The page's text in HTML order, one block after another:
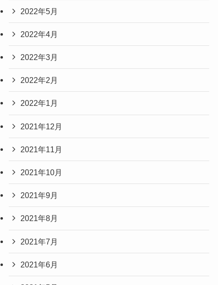
2022年5月
2022年4月
2022年3月
2022年2月
2022年1月
2021年12月
2021年11月
2021年10月
2021年9月
2021年8月
2021年7月
2021年6月